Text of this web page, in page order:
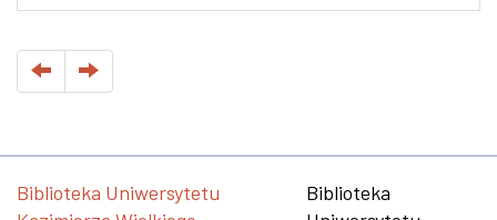
Biblioteka Uniwersytetu
Biblioteka